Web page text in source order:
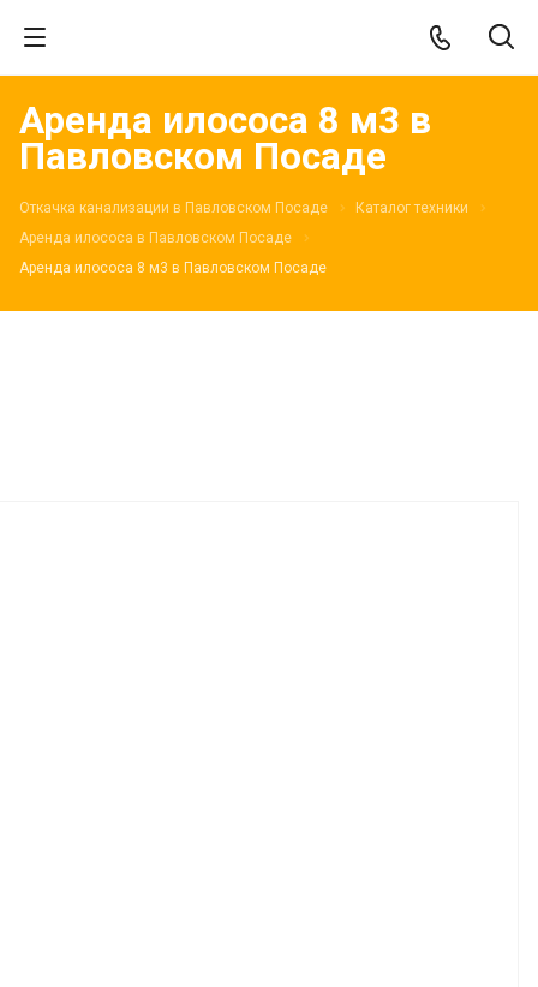
Аренда илососа 8 м3 в
Павловском Посаде
Откачка канализации в Павловском Посаде
Каталог техники
Аренда илососа в Павловском Посаде
Аренда илососа 8 м3 в Павловском Посаде